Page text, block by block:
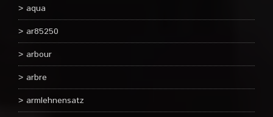
aqua
ar85250
arbour
arbre
armlehnensatz